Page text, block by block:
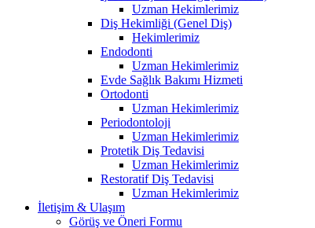
Uzman Hekimlerimiz
Diş Hekimliği (Genel Diş)
Hekimlerimiz
Endodonti
Uzman Hekimlerimiz
Evde Sağlık Bakımı Hizmeti
Ortodonti
Uzman Hekimlerimiz
Periodontoloji
Uzman Hekimlerimiz
Protetik Diş Tedavisi
Uzman Hekimlerimiz
Restoratif Diş Tedavisi
Uzman Hekimlerimiz
İletişim & Ulaşım
Görüş ve Öneri Formu